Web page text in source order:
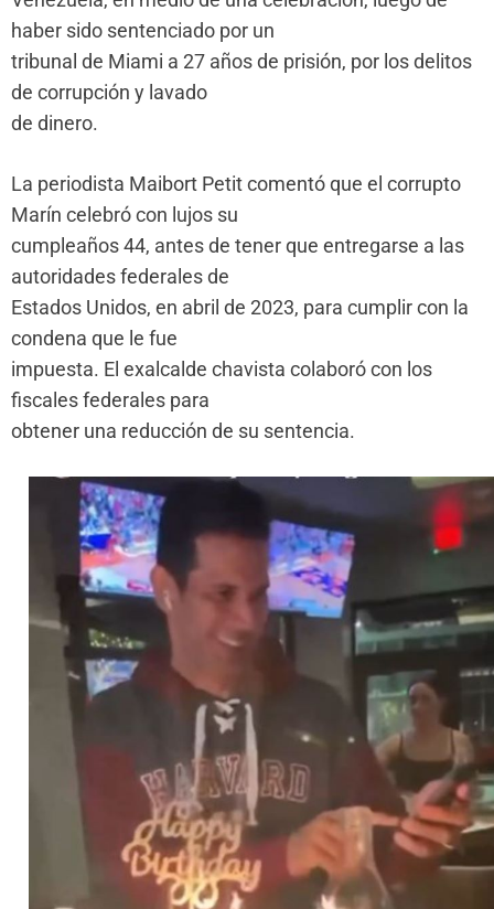
haber sido sentenciado por un
tribunal de Miami a 27 años de prisión, por los delitos
de corrupción y lavado
de dinero.
La periodista Maibort Petit comentó que el corrupto
Marín celebró con lujos su
cumpleaños 44, antes de tener que entregarse a las
autoridades federales de
Estados Unidos, en abril de 2023, para cumplir con la
condena que le fue
impuesta. El exalcalde chavista colaboró con los
fiscales federales para
obtener una reducción de su sentencia.